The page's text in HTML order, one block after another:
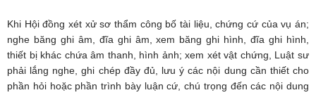
Khi Hội đồng xét xử sơ thẩm công bố tài liệu, chứng cứ của vụ án;
nghe băng ghi âm, đĩa ghi âm, xem băng ghi hình, đĩa ghi hình,
thiết bị khác chứa âm thanh, hình ảnh; xem xét vật chứng, Luật sư
phải lắng nghe, ghi chép đầy đủ, lưu ý các nội dung cần thiết cho
phần hỏi hoặc phần trình bày luận cứ, chú trọng đến các nội dung